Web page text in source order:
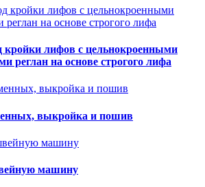
лифов с цельнокроенными
реглан на основе строгого лифа
выкройка и пошив
машину